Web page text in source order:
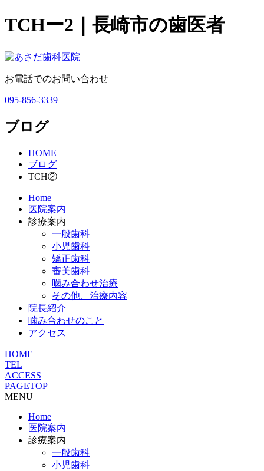
TCHー2｜長崎市の歯医者
お電話でのお問い合わせ
095-856-3339
ブログ
HOME
ブログ
TCH②
Home
医院案内
診療案内
一般歯科
小児歯科
矯正歯科
審美歯科
噛み合わせ治療
その他、治療内容
院長紹介
噛み合わせのこと
アクセス
HOME
TEL
ACCESS
PAGETOP
MENU
Home
医院案内
診療案内
一般歯科
小児歯科